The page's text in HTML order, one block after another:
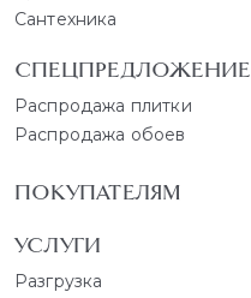
Сантехника
СПЕЦПРЕДЛОЖЕНИЕ
Распродажа плитки
Распродажа обоев
ПОКУПАТЕЛЯМ
УСЛУГИ
Разгрузка